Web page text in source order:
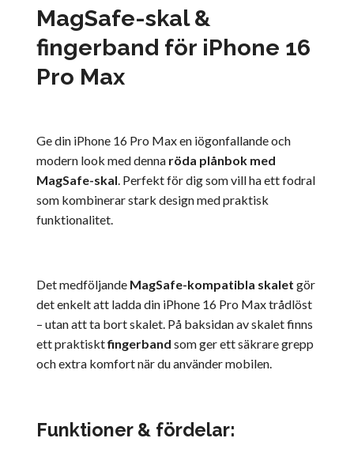
MagSafe-skal &
fingerband för iPhone 16
Pro Max
Ge din iPhone 16 Pro Max en iögonfallande och
modern look med denna röda plånbok med
MagSafe-skal. Perfekt för dig som vill ha ett fodral
som kombinerar stark design med praktisk
funktionalitet.
Det medföljande MagSafe-kompatibla skalet gör
det enkelt att ladda din iPhone 16 Pro Max trådlöst
– utan att ta bort skalet. På baksidan av skalet finns
ett praktisktfingerband som ger ett säkrare grepp
och extra komfort när du använder mobilen.
Funktioner & fördelar: